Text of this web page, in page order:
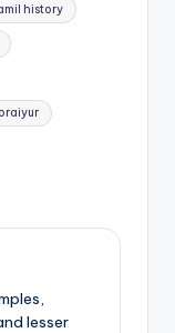
history
lesser